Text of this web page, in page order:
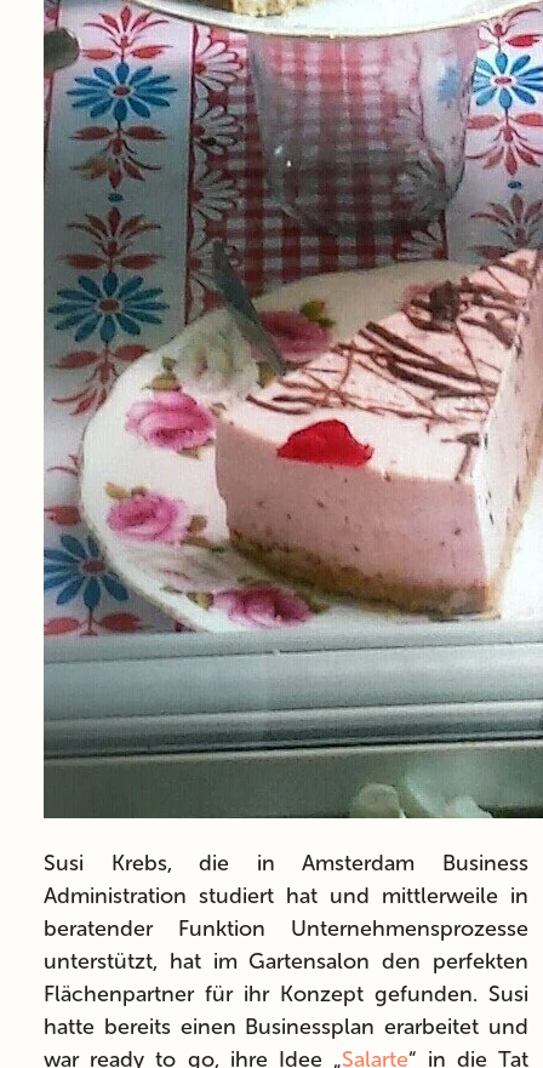
Susi Krebs, die in Amsterdam Business
Administration studiert hat und mittlerweile in
beratender Funktion Unternehmensprozesse
unterstützt, hat im Gartensalon den perfekten
Flächenpartner für ihr Konzept gefunden. Susi
hatte bereits einen Businessplan erarbeitet und
war ready to go, ihre Idee „Salarte“ in die Tat